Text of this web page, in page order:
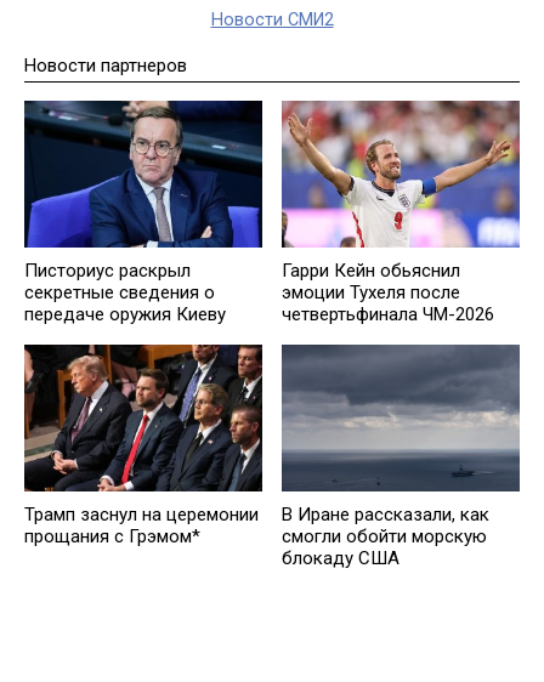
Новости СМИ2
Новости партнеров
Писториус раскрыл
секретные сведения о
передаче оружия Киеву
Гарри Кейн обьяснил
эмоции Тухеля после
четвертьфинала ЧМ-2026
Трамп заснул на церемонии
прощания с Грэмом*
В Иране рассказали, как
смогли обойти морскую
блокаду США